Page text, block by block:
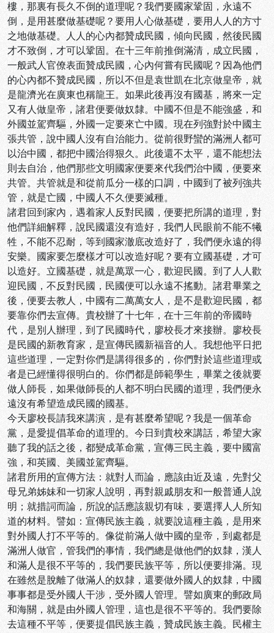
樓，那裏有長久不倒的道理呢？我們要國家鞏固，永遠不
倒，是用甚麼做基礎呢？要用人心做基礎，要用人人的方寸
之地做基礎。人人的心內都贊成民國，傾向民國，然後民國
才不致倒，才可以鞏固。在十三年前推倒滿清，成立民國，
一般武人官僚表面贊成民國，心內何嘗有民國呢？因為他們
的心內都不贊成民國，所以不但是袁世凱在北京做皇帝，就
是龍濟光在廣東也稱龍王。如果此後再沒有國基，將來一定
又有人做皇帝，諸君便要做奴隸。中國不但是不能強盛，和
外國並駕齊驅，外國一定要來亡中國。現在列強對於中國主
張共管，說中國人沒有自治能力。從前很野蠻的滿洲人都可
以治中國，都把中國治得狠久。此後還不太平，還不能想法
則去自治，他們那些文明國家便要來代我們治中國，便要來
共管。共管就是和從前瓜分一樣的口調，中國到了被列強共
管，就是亡國，中國人不久便要滅種。
諸君回到家內，遇着家人反對民國，便要把所講的道理，對
他們詳細解釋，說民國還沒有造好，我們人民眼前不能不犧
牲，不能不忍耐，等到國家澈底改造好了，我們便永遠的得
安樂。國家要怎麼樣才可以改造好呢？要有立國基礎，才可
以造好。立國基礎，就是萬眾一心，歡迎民國。到了人人歡
迎民國，不反對民國，民國便可以永遠不搖動。諸君畢業之
後，便要去教人，中國有二萬萬女人，是不是歡迎民國，都
要靠你們去宣傳。貴校辦了十七年，在十三年前的帝國時
代，是別人辦理，到了民國時代，廖校長才來接辦。廖校長
是民國的新教育家，是宣傳民國新福音的人。我想他平日把
這些道理，一定對你們是講得很多的，你們對於這些道理或
者是已經懂得很明白的。你們都是師範學生，畢業之後就要
做人師長，如果做師長的人都不明白民國的道理，我們便永
遠沒有希望造成民國的國基。
今天廖校長請我來講演，是有甚麼希望呢？我是一個革命
黨，是愛提倡革命的道理的。今日到貴校來講話，希望大家
聽了我的話之後，都變成革命黨，宣傳三民主義，要中國富
強，和英國、美國並駕齊驅。
諸君所用的宣傳方法：就對人而論，應該由近及遠，先對父
母兄弟姊妹和一切家人說明，再對親戚朋友和一般普通人說
明；就措詞而論，所說的話應該親切有味，要選擇人人所知
道的材料。譬如：宣傳民族主義，就要說這種主義，是用來
對外國人打不平等的。像從前滿人做中國的皇帝，到處都是
滿洲人做官，管我們的事情，我們總是做他們的奴隸，漢人
和滿人是很不平等的，我們要民族平等，所以便要排滿。現
在雖然是脫離了做滿人的奴隸，還要做外國人的奴隸，中國
事事都是受外國人干涉，受外國人管理。譬如廣東的郵政局
和海關，就是由外國人管理，這也是很不平等的。我們要除
去這種不平等，便要提倡民族主義，贊成民族主義。民權主